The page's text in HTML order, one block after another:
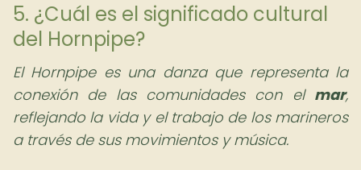
5. ¿Cuál es el significado cultural
del Hornpipe?
El Hornpipe es una danza que representa la
conexión de las comunidades con el mar,
reflejando la vida y el trabajo de los marineros
a través de sus movimientos y música.